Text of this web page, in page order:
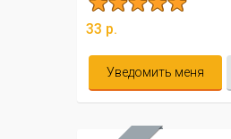
33 р.
Уведомить меня